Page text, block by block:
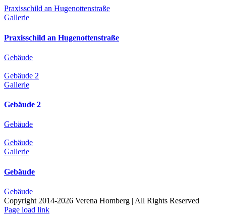
Praxisschild an Hugenottenstraße
Gallerie
Praxisschild an Hugenottenstraße
Gebäude
Gebäude 2
Gallerie
Gebäude 2
Gebäude
Gebäude
Gallerie
Gebäude
Gebäude
Copyright 2014-2026 Verena Homberg | All Rights Reserved
Page load link